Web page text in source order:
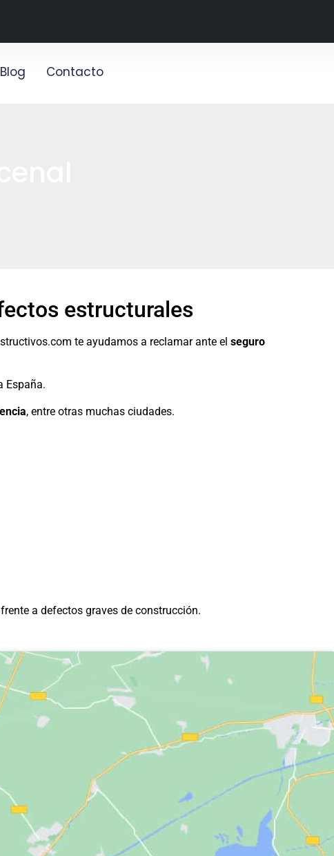
Blog Contacto
estructurales
te ayudamos a reclamar ante el seguro
España.
, entre otras muchas ciudades.
a defectos graves de construcción.